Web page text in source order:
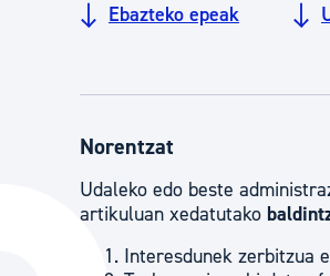
Ebazteko epeak
Norentzat
Udaleko edo beste
artikuluan xedatutako
Interesdunek zerbitzua